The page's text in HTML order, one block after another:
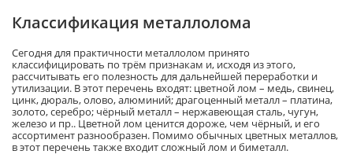
Классификация металлолома
Сегодня для практичности металлолом принято
классифицировать по трём признакам и, исходя из этого,
рассчитывать его полезность для дальнейшей переработки и
утилизации. В этот перечень входят: цветной лом – медь, свинец,
цинк, дюраль, олово, алюминий; драгоценный металл – платина,
золото, серебро; чёрный металл – нержавеющая сталь, чугун,
железо и пр.. Цветной лом ценится дороже, чем чёрный, и его
ассортимент разнообразен. Помимо обычных цветных металлов,
в этот перечень также входит сложный лом и биметалл.